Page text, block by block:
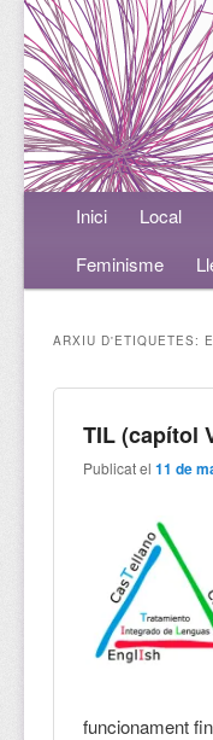
Menú principal
Aneu al
Aneu al
Inici Local
Feminisme
ARXIU D'ETIQUETES:
TIL (capítol
Publicat el11 de
funcionament